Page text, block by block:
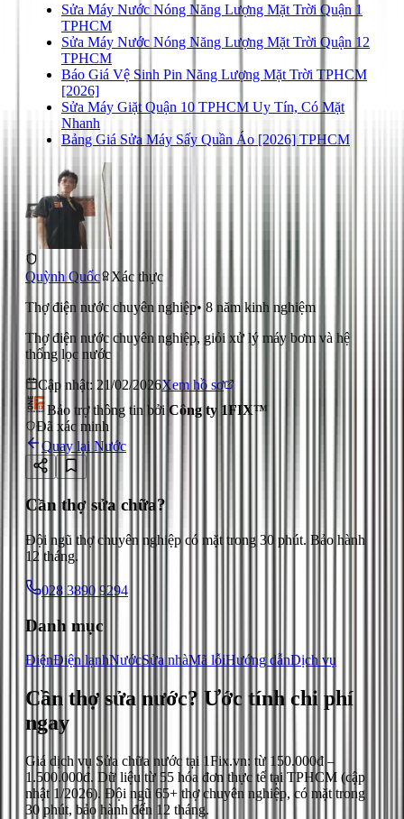
Sửa Máy Nước Nóng Năng Lượng Mặt Trời Quận 1
TPHCM
Sửa Máy Nước Nóng Năng Lượng Mặt Trời Quận 12
TPHCM
Báo Giá Vệ Sinh Pin Năng Lượng Mặt Trời TPHCM
[2026]
Sửa Máy Giặt Quận 10 TPHCM Uy Tín, Có Mặt
Nhanh
Bảng Giá Sửa Máy Sấy Quần Áo [2026] TPHCM
Quỳnh Quốc
Xác thực
Thợ điện nước chuyên nghiệp• 8 năm kinh nghiệm
Thợ điện nước chuyên nghiệp, giỏi xử lý máy bơm và hệ
thống lọc nước
Cập nhật: 21/02/2026Xem hồ sơ
Bảo trợ thông tin bởi Công ty 1FIX™
Đã xác minh
Quay lại Nước
Cần thợ sửa chữa?
Đội ngũ thợ chuyên nghiệp có mặt trong 30 phút. Bảo hành
12 tháng.
028 3890 9294
Danh mục
ĐiệnĐiện lạnhNướcSửa nhàMã lỗiHướng dẫnDịch vụ
Cần thợ sửa nước? Ước tính chi phí
ngay
Giá dịch vụ Sửa chữa nước tại 1Fix.vn: từ 150.000đ –
1.500.000đ. Dữ liệu từ 55 hóa đơn thực tế tại TPHCM (cập
nhật 1/2026). Đội ngũ 65+ thợ chuyên nghiệp, có mặt trong
30 phút, bảo hành đến 12 tháng.